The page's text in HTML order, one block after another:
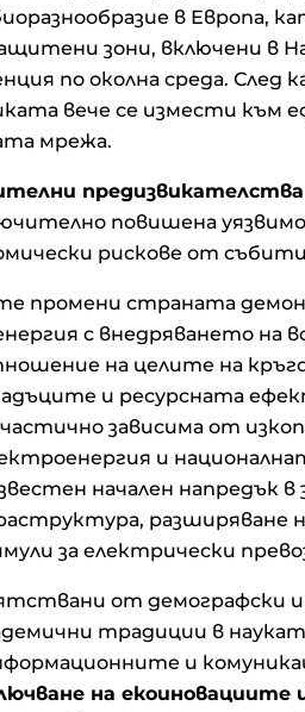
в Европа,
зони, включени в
по околна среда. След
вече се измести към
мрежа.
повишена
рискове от
промени страната
с внедряването на
на целите на
и ресурсната
зависима от
и
начален напредък
разширяване
за електрически
от демографски
традиции в
и
на екоиновациите